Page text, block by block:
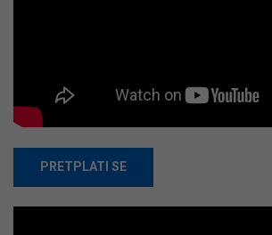
PRETPLATI SE